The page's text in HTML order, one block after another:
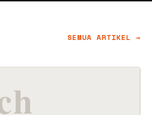
SEMUA ARTIKEL →